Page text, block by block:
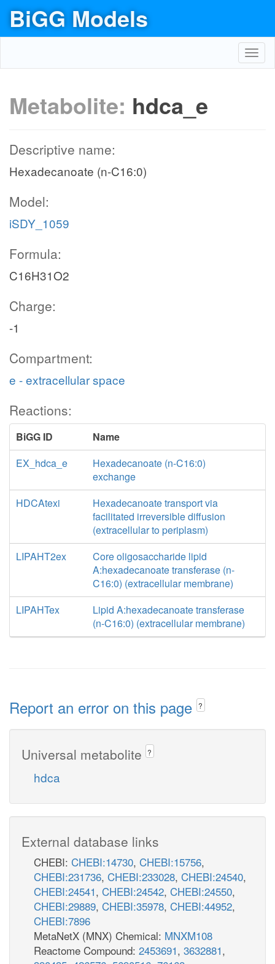
BiGG Models
Metabolite: hdca_e
Descriptive name:
Hexadecanoate (n-C16:0)
Model:
iSDY_1059
Formula:
C16H31O2
Charge:
-1
Compartment:
e - extracellular space
Reactions:
BiGG ID
Name
EX_hdca_e
Hexadecanoate (n-C16:0)
exchange
HDCAtexi
Hexadecanoate transport via
facilitated irreversible diffusion
(extracellular to periplasm)
LIPAHT2ex
Core oligosaccharide lipid
A:hexadecanoate transferase (n-
C16:0) (extracellular membrane)
LIPAHTex
Lipid A:hexadecanoate transferase
(n-C16:0) (extracellular membrane)
Report an error on this page ?
Universal metabolite ?
hdca
External database links
CHEBI: CHEBI:14730, CHEBI:15756,
CHEBI:231736, CHEBI:233028, CHEBI:24540,
CHEBI:24541, CHEBI:24542, CHEBI:24550,
CHEBI:29889, CHEBI:35978, CHEBI:44952,
CHEBI:7896
MetaNetX (MNX) Chemical: MNXM108
Reactome Compound: 2453691, 3632881,